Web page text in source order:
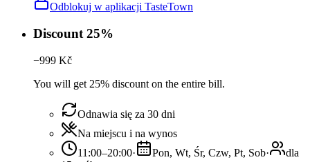
Odblokuj w aplikacji TasteTown
Discount 25%
−999 Kč
You will get 25% discount on the entire bill.
Odnawia się za 30 dni
Na miejscu i na wynos
11:00–20:00· Pon, Wt, Śr, Czw, Pt, Sob·
dla